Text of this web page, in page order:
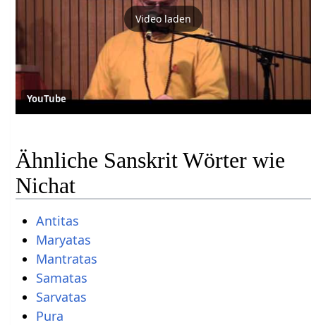
Video laden
YouTube
Ähnliche Sanskrit Wörter wie
Nichat
Antitas
Maryatas
Mantratas
Samatas
Sarvatas
Pura